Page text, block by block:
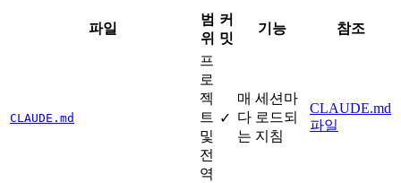
파일
범
위
커
밋
기능 참조
CLAUDE.md
프
로
젝
트
및
전
역
✓
매 세션마
다 로드되
는 지침
CLAUDE.md
파일